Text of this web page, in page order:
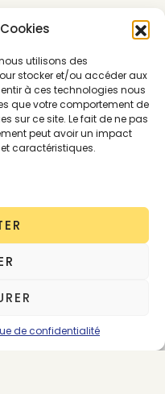
utilisons des
stocker et/ou accéder aux
à ces technologies nous
que votre comportement de
sur ce site. Le fait de ne pas
peut avoir un impact
caractéristiques.
de confidentialité